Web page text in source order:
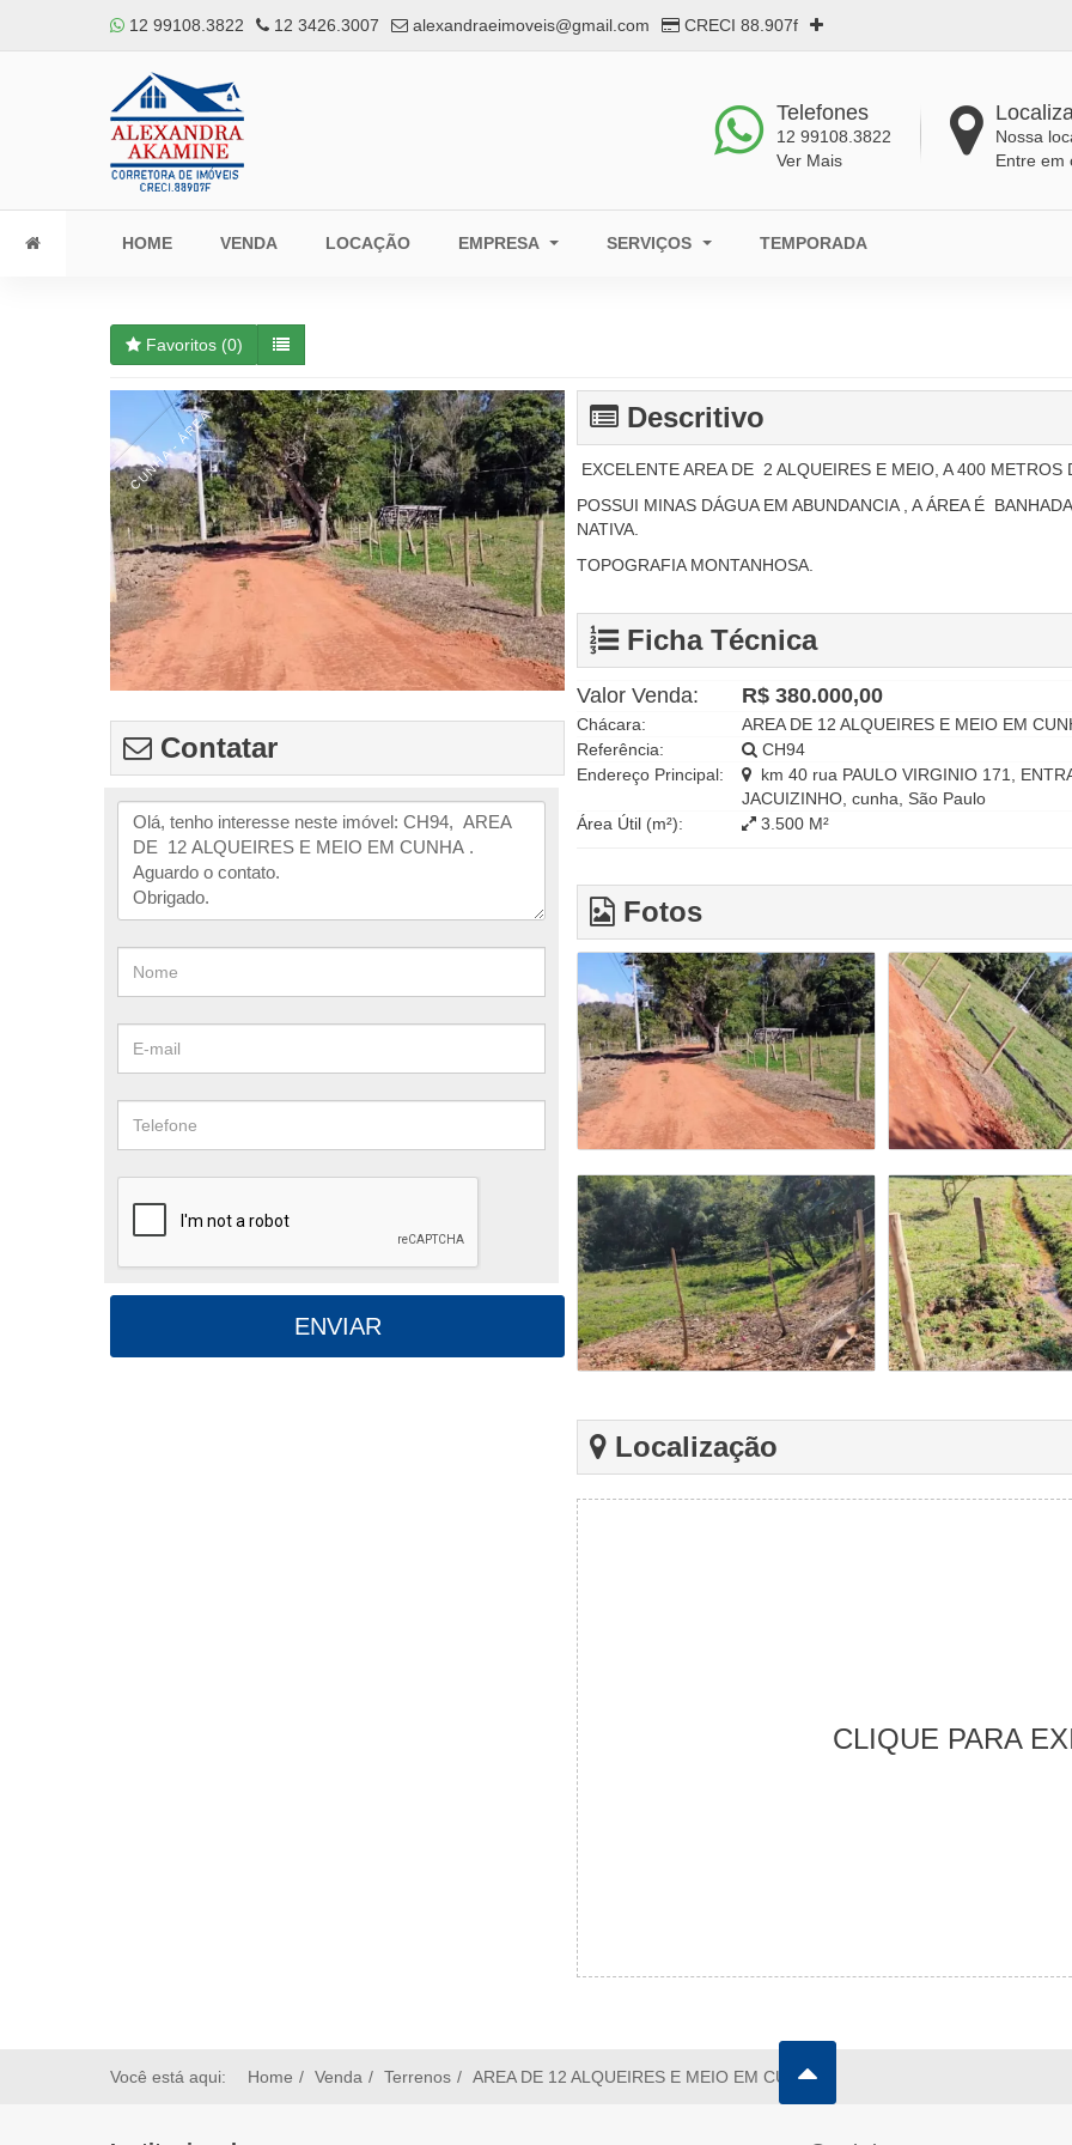
12 99108.3822 12 3426.3007 alexandraeimoveis@gmail.com CRECI 88.907f
Telefones
12 99108.3822
Ver Mais
Nossa
Entre em
HOME VENDA LOCAÇÃO EMPRESA SERVIÇOS TEMPORADA
Favoritos (0)
CUNHA - ÁREA
Contatar
ENVIAR
Descritivo
EXCELENTE AREA DE 2 ALQUEIRES E MEIO, A 400 METROS
POSSUI MINAS DÁGUA EM ABUNDANCIA , A ÁREA É
NATIVA.
TOPOGRAFIA MONTANHOSA.
Ficha Técnica
Valor Venda: R$ 380.000,00
Chácara:
AREA DE 12 ALQUEIRES E MEIO EM
Referência:
CH94
Endereço Principal:
km 40 rua PAULO VIRGINIO 171,
JACUIZINHO, cunha, São Paulo
Área Útil (m²):
3.500 M²
Fotos
Localização
CLIQUE PARA
Você está aqui: Home Venda Terrenos AREA DE 12 ALQUEIRES E MEIO EM CUNHA